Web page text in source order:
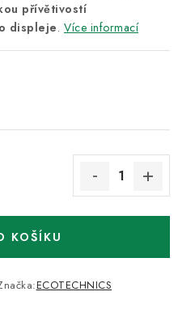
přívětivostí
displeje. Více informací
KOŠÍKU
ECOTECHNICS